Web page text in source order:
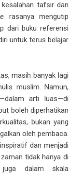
tafsir dan
rasanya mengutip
dari buku referensi
untuk terus belajar
masih banyak lagi
muslim. Namun,
arti luas—di
boleh diperhatikan
bukan yang
oleh pembaca.
dan menjadi
tidak hanya di
dalam skala